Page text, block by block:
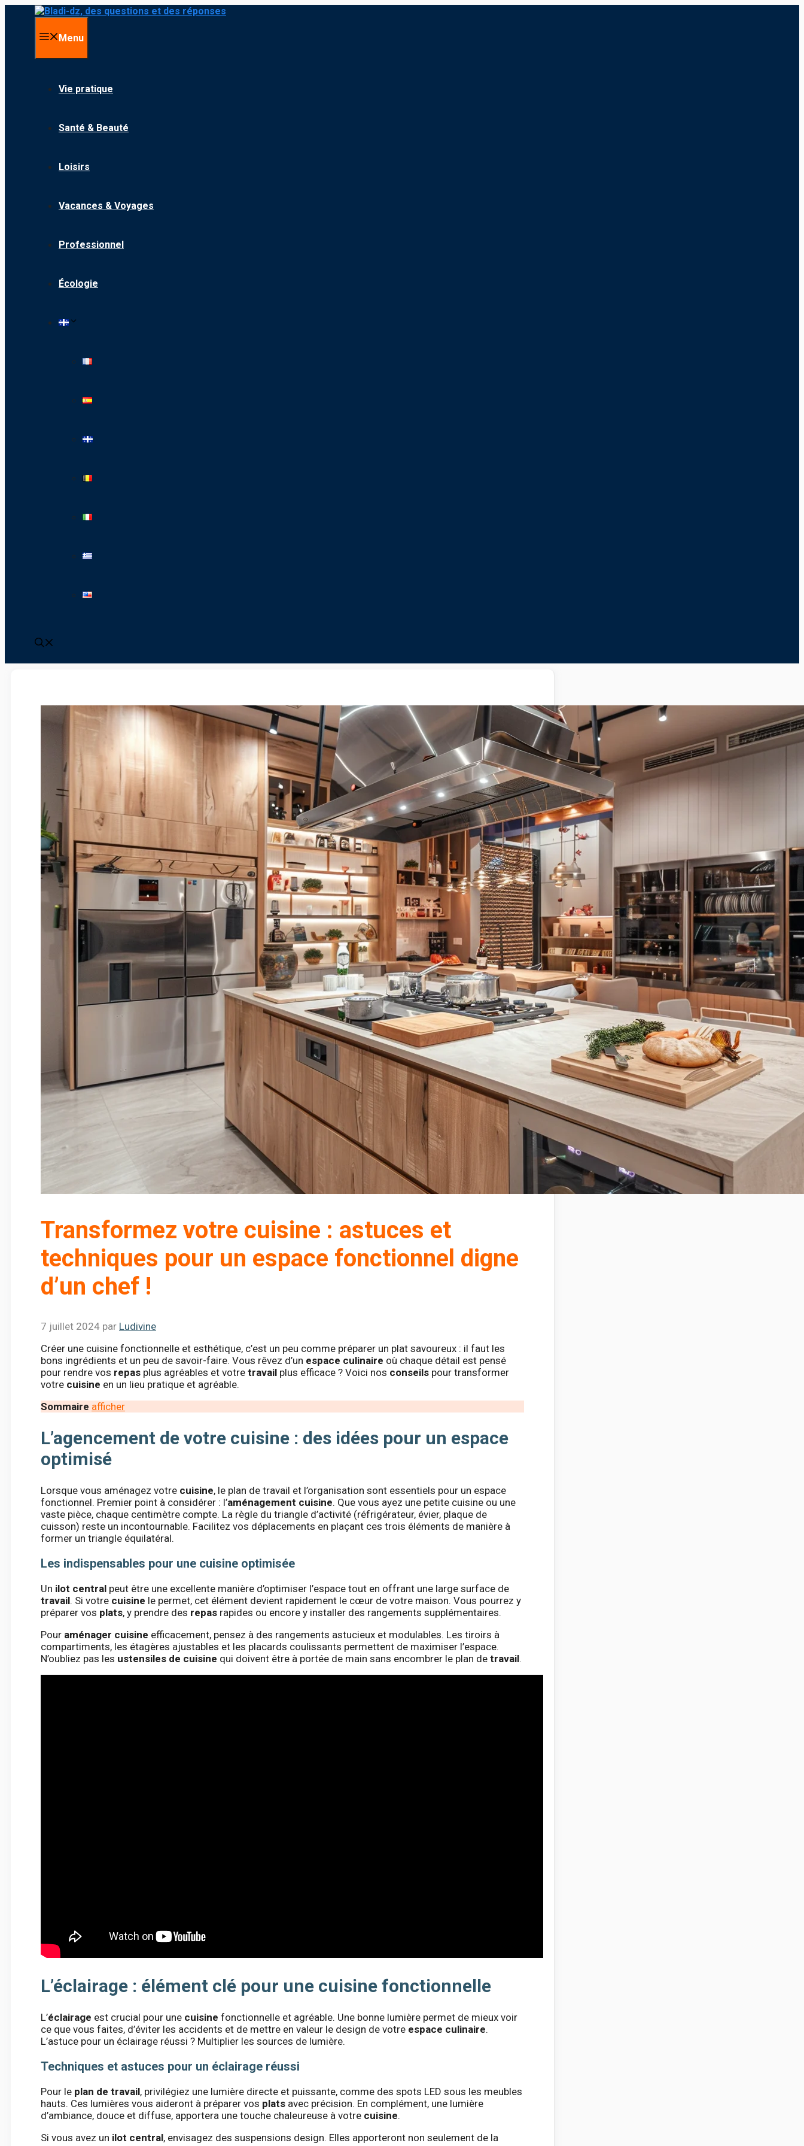
contenu
Menu
Vie pratique
Santé & Beauté
Loisirs
Vacances & Voyages
Professionnel
Écologie
Transformez votre cuisine : astuces et
techniques pour un espace fonctionnel digne
d’un chef !
7 juillet 2024 par Ludivine
Créer une cuisine fonctionnelle et esthétique, c’est un peu comme préparer un plat savoureux : il faut les
bons ingrédients et un peu de savoir-faire. Vous rêvez d’un espace culinaire où chaque détail est pensé
pour rendre vos repas plus agréables et votre travail plus efficace ? Voici nos conseils pour transformer
votre cuisine en un lieu pratique et agréable.
Sommaire afficher
L’agencement de votre cuisine : des idées pour un espace
optimisé
Lorsque vous aménagez votre cuisine, le plan de travail et l’organisation sont essentiels pour un espace
fonctionnel. Premier point à considérer : l’aménagement cuisine. Que vous ayez une petite cuisine ou une
vaste pièce, chaque centimètre compte. La règle du triangle d’activité (réfrigérateur, évier, plaque de
cuisson) reste un incontournable. Facilitez vos déplacements en plaçant ces trois éléments de manière à
former un triangle équilatéral.
Les indispensables pour une cuisine optimisée
Un ilot central peut être une excellente manière d’optimiser l’espace tout en offrant une large surface de
travail. Si votre cuisine le permet, cet élément devient rapidement le cœur de votre maison. Vous pourrez y
préparer vos plats, y prendre des repas rapides ou encore y installer des rangements supplémentaires.
Pour aménager cuisine efficacement, pensez à des rangements astucieux et modulables. Les tiroirs à
compartiments, les étagères ajustables et les placards coulissants permettent de maximiser l’espace.
N’oubliez pas les ustensiles de cuisine qui doivent être à portée de main sans encombrer le plan de travail.
L’éclairage : élément clé pour une cuisine fonctionnelle
L’éclairage est crucial pour une cuisine fonctionnelle et agréable. Une bonne lumière permet de mieux voir
ce que vous faites, d’éviter les accidents et de mettre en valeur le design de votre espace culinaire.
L’astuce pour un éclairage réussi ? Multiplier les sources de lumière.
Techniques et astuces pour un éclairage réussi
Pour le plan de travail, privilégiez une lumière directe et puissante, comme des spots LED sous les meubles
hauts. Ces lumières vous aideront à préparer vos plats avec précision. En complément, une lumière
d’ambiance, douce et diffuse, apportera une touche chaleureuse à votre cuisine.
Si vous avez un ilot central, envisagez des suspensions design. Elles apporteront non seulement de la